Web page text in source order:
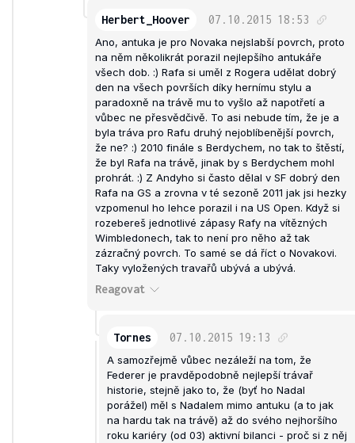
Herbert_Hoover 07.10.2015 18:53
Ano, antuka je pro Novaka nejslabší povrch, proto
na něm několikrát porazil nejlepšího antukáře
všech dob. :) Rafa si uměl z Rogera udělat dobrý
den na všech površích díky hernímu stylu a
paradoxně na trávě mu to vyšlo až napotřetí a
vůbec ne přesvědčivě. To asi nebude tím, že je a
byla tráva pro Rafu druhý nejoblíbenější povrch,
že ne? :) 2010 finále s Berdychem, no tak to štěstí,
že byl Rafa na trávě, jinak by s Berdychem mohl
prohrát. :) Z Andyho si často dělal v SF dobrý den
Rafa na GS a zrovna v té sezoně 2011 jak jsi hezky
vzpomenul ho lehce porazil i na US Open. Když si
rozebereš jednotlivé zápasy Rafy na vítězných
Wimbledonech, tak to není pro něho až tak
zázračný povrch. To samé se dá říct o Novakovi.
Taky vyložených travařů ubývá a ubývá.
Reagovat
Tornes 07.10.2015 19:13
A samozřejmě vůbec nezáleží na tom, že
Federer je pravděpodobně nejlepší trávař
historie, stejně jako to, že (byť ho Nadal
porážel) měl s Nadalem mimo antuku (a to jak
na hardu tak na trávě) až do svého nejhoršího
roku kariéry (od 03) aktivní bilanci - proč si z něj